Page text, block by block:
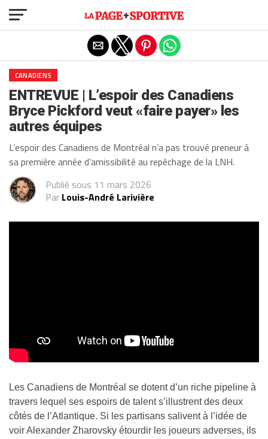
CANADIENS
ENTREVUE | L’espoir des Canadiens
Bryce Pickford veut «faire payer» les
autres équipes
L’espoir des Canadiens de Montréal n’a pas trouvé preneur à
sa première année d’amissibilité au repêchage de la LNH.
Publié sous 11 mars 2026
Par Louis-André Larivière
Les Canadiens de Montréal se dotent d’un riche pipeline à
travers lequel ses espoirs de talent s’illustrent des deux
côtés de l’Atlantique. Si les partisans salivent à l’idée de
voir Alexander Zharovsky étourdir les joueurs adverses, ils
Exit mobile version